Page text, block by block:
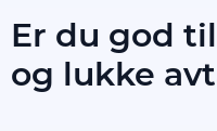
Er du god
og lukke